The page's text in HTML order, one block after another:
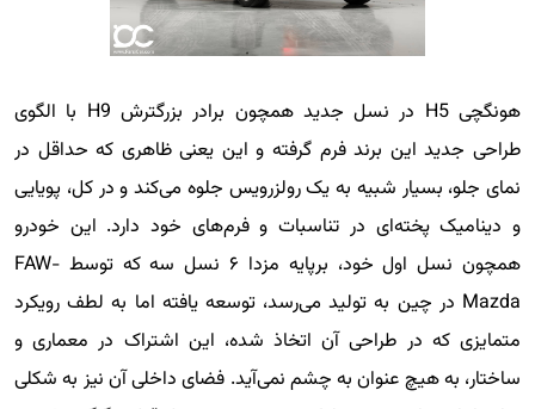
هونگچی H5 در نسل جدید همچون برادر بزرگترش H9 با الگوی
طراحی جدید این برند فرم گرفته و این یعنی ظاهری که حداقل در
نمای جلو، بسیار شبیه به یک رولزرویس جلوه می‌کند و در کل، پویایی
و دینامیک پخته‌ای در تناسبات و فرم‌های خود دارد. این خودرو
همچون نسل اول خود، برپایه مزدا ۶ نسل سه که توسط FAW-
Mazda در چین به تولید می‌رسد، توسعه یافته اما به لطف رویکرد
متمایزی که در طراحی آن اتخاذ شده، این اشتراک در معماری و
ساختار، به هیچ عنوان به چشم نمی‌آید. فضای داخلی آن نیز به شکلی